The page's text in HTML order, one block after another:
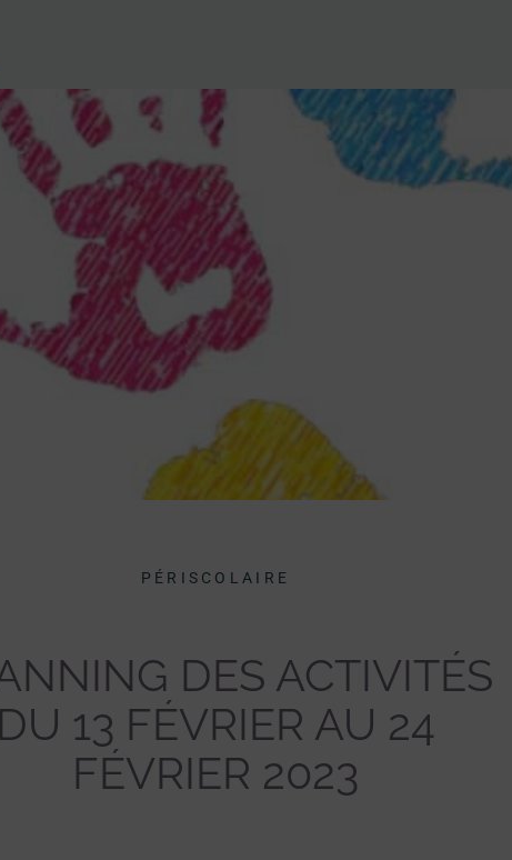
PÉRISCOLAIRE
DES ACTIVITÉS
DU 13 FÉVRIER AU 24
FÉVRIER 2023